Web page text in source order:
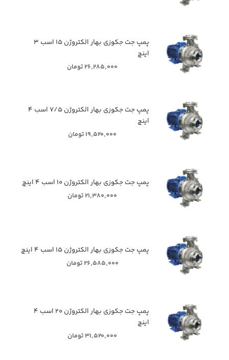
پمپ جت جکوزی بهار الکتروژن ۱۵ اسب ۳
اینچ
۲۶,۲۸۵,۰۰۰ تومان
پمپ جت جکوزی بهار الکتروژن ۷/۵ اسب ۴
اینچ
۱۹,۵۲۰,۰۰۰ تومان
پمپ جت جکوزی بهار الکتروژن ۱۰ اسب ۴ اینچ
۲۱,۳۸۰,۰۰۰ تومان
پمپ جت جکوزی بهار الکتروژن ۱۵ اسب ۴ اینچ
۲۶,۵۸۵,۰۰۰ تومان
پمپ جت جکوزی بهار الکتروژن ۲۰ اسب ۴
اینچ
۳۱,۵۲۰,۰۰۰ تومان